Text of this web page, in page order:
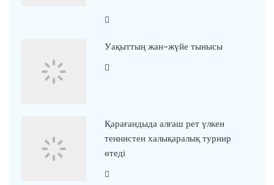
Уақыттың жан-жүйе тынысы
Қарағандыда алғаш рет үлкен
теннистен халықаралық турнир
өтеді